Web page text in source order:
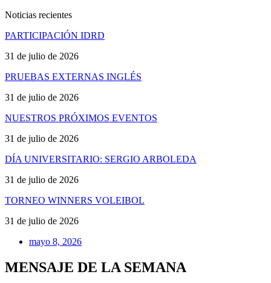
Noticias recientes
PARTICIPACIÓN IDRD
31 de julio de 2026
PRUEBAS EXTERNAS INGLÉS
31 de julio de 2026
NUESTROS PRÓXIMOS EVENTOS
31 de julio de 2026
DÍA UNIVERSITARIO: SERGIO ARBOLEDA
31 de julio de 2026
TORNEO WINNERS VOLEIBOL
31 de julio de 2026
mayo 8, 2026
MENSAJE DE LA SEMANA